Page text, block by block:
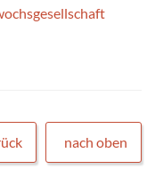
nach oben